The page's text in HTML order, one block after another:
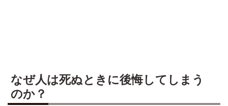
なぜ人は死ぬときに後悔してしまう
のか？